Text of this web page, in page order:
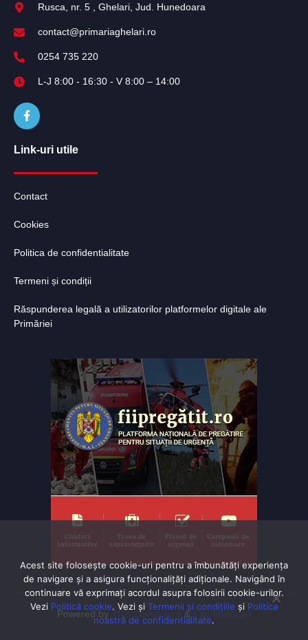
Rusca, nr. 5 , Ghelari, Jud. Hunedoara
contact@primariaghelari.ro
0254 735 220
L-J 8:00 - 16:30 - V 8:00 – 14:00
Link-uri utile
Contact
Cookies
Politica de confidentialitate
Termeni și condiții
Răspunderea legală a utilizatorilor platformelor digitale ale
Primăriei
Powered by TNT Computers & City Manager
Acest site folosește cookie-uri pentru a îmbunătăți experiența
de navigare și a asigura funcționalițăți adiționale. Navigând în
continuare vă exprimaţi acordul asupra folosirii cookie-urilor.
Vezi Politică cookie. Vezi și Termenii și condițiile și Politica
noastră de confidentialitate.